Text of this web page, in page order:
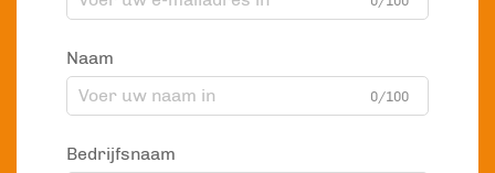
Naam
0/100
Bedrijfsnaam